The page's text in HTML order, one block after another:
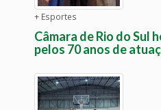
+ Esportes
Câmara de Rio do Sul
pelos 70 anos de